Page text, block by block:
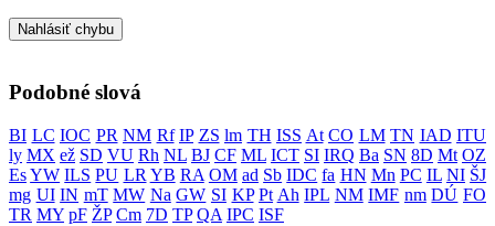
Nahlásiť chybu
Podobné slová
BI LC IOC PR NM Rf IP ZS lm TH ISS At CO LM TN IAD ITU
ly MX ež SD VU Rh NL BJ CF ML ICT SI IRQ Ba SN 8D Mt OZ
EsYW ILS PU LR YB RA OM ad Sb IDC fa HN Mn PC IL NI ŠJ
mg UI IN mT MW Na GW SI KP Pt Ah IPL NM IMF nm DÚ FO
TR MY pF ŽP Cm 7D TP QA IPC ISF